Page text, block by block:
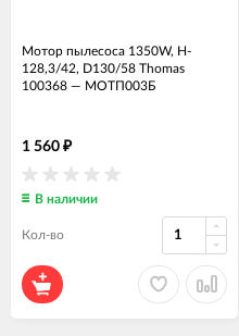
Мотор пылесоса 1350W, H-
128,3/42, D130/58 Thomas
100368 — МОТП003Б
1 560 ₽
В наличии
Кол-во